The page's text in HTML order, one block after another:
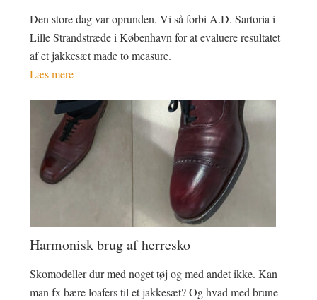
Den store dag var oprunden. Vi så forbi A.D. Sartoria i
Lille Strandstræde i København for at evaluere resultatet
af et jakkesæt made to measure.
Læs mere
Harmonisk brug af herresko
Skomodeller dur med noget tøj og med andet ikke. Kan
man fx bære loafers til et jakkesæt? Og hvad med brune